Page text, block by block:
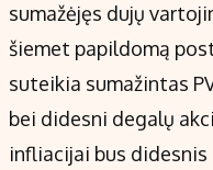
sumažėjęs dujų
šiemet papildomą
suteikia sumažintas
bei didesni degalų
infliacijai bus